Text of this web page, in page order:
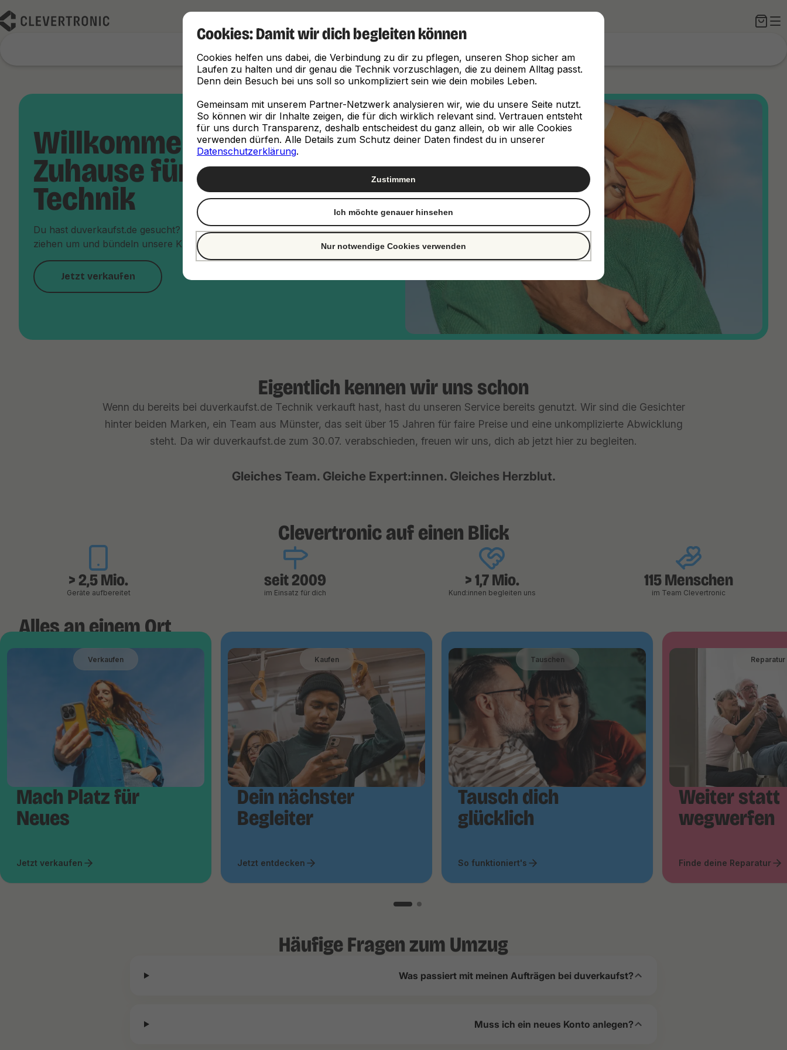
Willkommen im neuen
Zuhause für deine
Technik
Du hast duverkaufst.de gesucht? Keine Sorge, du bist genau richtig. Wir
ziehen um und bündeln unsere Kräfte unter dem Dach von Clevertronic.
Jetzt verkaufen
Eigentlich kennen wir uns schon
Wenn du bereits bei duverkaufst.de Technik verkauft hast, hast du unseren Service bereits genutzt. Wir sind die Gesichter
hinter beiden Marken, ein Team aus Münster, das seit über 15 Jahren für faire Preise und eine unkomplizierte Abwicklung
steht. Da wir duverkaufst.de zum 30.07. verabschieden, freuen wir uns, dich ab jetzt hier zu begleiten.
Gleiches Team. Gleiche Expert:innen. Gleiches Herzblut.
Clevertronic auf einen Blick
> 2,5 Mio.
Geräte aufbereitet
seit 2009
im Einsatz für dich
> 1,7 Mio.
Kund:innen begleiten uns
115 Menschen
im Team Clevertronic
Alles an einem Ort
Verkaufen
Mach Platz für
Neues
Jetzt verkaufen
Kaufen
Dein nächster
Begleiter
Jetzt entdecken
Tauschen
Tausch dich
glücklich
So funktioniert's
Reparatur
Weiter statt
wegwerfen
Finde deine Reparatur
Häufige Fragen zum Umzug
Was passiert mit meinen Aufträgen bei duverkaufst?
Muss ich ein neues Konto anlegen?
Cookies: Damit wir dich begleiten können
Cookies helfen uns dabei, die Verbindung zu dir zu pflegen, unseren Shop sicher am
Laufen zu halten und dir genau die Technik vorzuschlagen, die zu deinem Alltag passt.
Denn dein Besuch bei uns soll so unkompliziert sein wie dein mobiles Leben.
Gemeinsam mit unserem Partner-Netzwerk analysieren wir, wie du unsere Seite nutzt.
So können wir dir Inhalte zeigen, die für dich wirklich relevant sind. Vertrauen entsteht
für uns durch Transparenz, deshalb entscheidest du ganz allein, ob wir alle Cookies
verwenden dürfen. Alle Details zum Schutz deiner Daten findest du in unserer
Datenschutzerklärung.
Nur notwendige Cookies verwenden
Ich möchte genauer hinsehen
Zustimmen